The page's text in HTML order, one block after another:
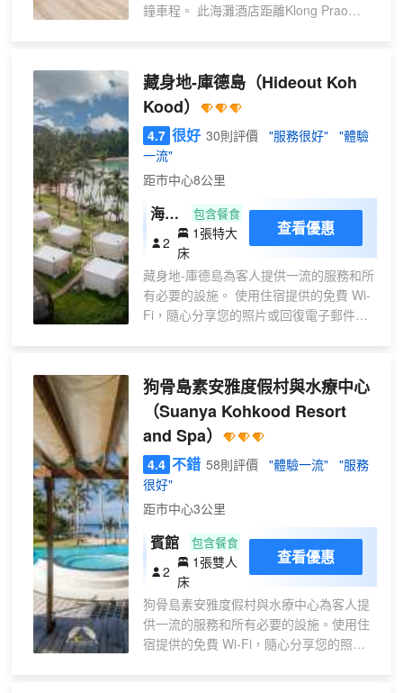
鐘車程。 此海灘酒店距離Klong Prao
可充分利用室外游泳池和健身中心等度假
設施。此酒店還提供免費 WiFi、旅遊/票務
服務和宴會廳。 您可以去Paradise
Restaurant餐廳享用國際美食，也可在這
裏的酒吧/酒廊小酌一杯，放鬆一下。或者
服務。在忙碌的一天後，不妨去海濱酒吧
輕鬆一下。每天 07:00 至 10:00 提供收費
的英式早餐。 特色服務/設施包括乾洗/洗
衣服務、24 小時前台服務和行李寄存。酒
店提供免費代客停車。 有 29 間空調客房
提供冰箱和迷你吧；您定能在旅途中找到
家的舒適。客房設有私人陽台。帶有有線
頻道的液晶電視可滿足您的娛樂需求；同
和吹風機。
藏身地-庫德島（Hideout Koh
Kood）
4.7 很好 30則評價 "服務很好"
"體驗
一流"
距市中心8公里
海景
別墅
包含餐食
2
1張特大
床
查看優惠
藏身地-庫德島為客人提供一流的服務和所
有必要的設施。 使用住宿提供的免費 Wi-
Fi，隨心分享您的照片或回復電子郵件。
駕前來的客人可享受住宿提供的免費停
車。提供禮賓服務等接待服務，力求滿足
您的需求。 如有需要，票務服務還可以幫
您預訂門票或預訂附近的熱門演出和活
動。渴望放鬆？客房送餐服務等房內設施
可讓您充分享受在客房內的時光。 對於想
要吸煙的客人，您可前往指定吸煙區吸
煙。每間客房均以舒適為宗旨，提供一系
列設施服務，讓您享受靜謐的睡眠，同時
確保您的舒適度。 部分客房提供空調或寢
具用品，以使客人感到舒適便利。 藏身
地-庫德島的部分客房展示了獨特的設計元
素，例如獨立的起居室，甚至是陽台或露
台。部分客房提供豐富多樣的設施，例如
室內視頻流媒體、每日報紙或電視，為您
狗骨島素安雅度假村與水療中心
（Suanya Kohkood Resort
and Spa）
4.4 不錯 58則評價 "體驗一流"
"服務
很好"
距市中心3公里
賓館 包含餐食
2
1張雙人
床
查看優惠
狗骨島素安雅度假村與水療中心為客人提
供一流的服務和所有必要的設施。使用住
宿提供的免費 Wi-Fi，隨心分享您的照片